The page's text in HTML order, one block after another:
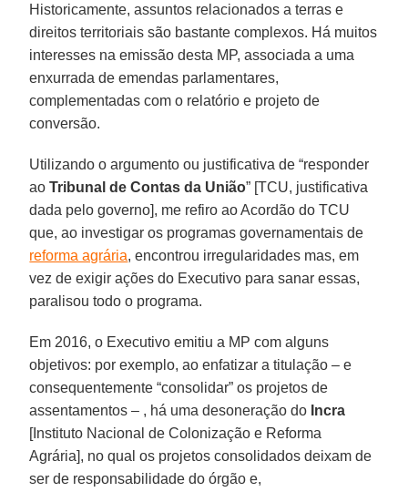
Historicamente, assuntos relacionados a terras e
direitos territoriais são bastante complexos. Há muitos
interesses na emissão desta MP, associada a uma
enxurrada de emendas parlamentares,
complementadas com o relatório e projeto de
conversão.
Utilizando o argumento ou justificativa de “responder
aoTribunal de Contas da União” [TCU, justificativa
dada pelo governo], me refiro ao Acordão do TCU
que, ao investigar os programas governamentais de
reforma agrária, encontrou irregularidades mas, em
vez de exigir ações do Executivo para sanar essas,
paralisou todo o programa.
Em 2016, o Executivo emitiu a MP com alguns
objetivos: por exemplo, ao enfatizar a titulação – e
consequentemente “consolidar” os projetos de
assentamentos – , há uma desoneração do Incra
[Instituto Nacional de Colonização e Reforma
Agrária], no qual os projetos consolidados deixam de
ser de responsabilidade do órgão e,